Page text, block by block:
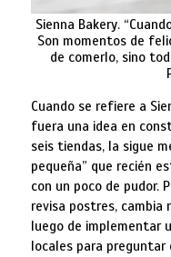
Sienna Bakery.
Son momentos de
de comerlo, sino
Cuando se refiere a
fuera una idea en
seis tiendas, la sigue
pequeña” que recién
con un poco de pudor.
revisa postres, cambia
luego de implementar
locales para preguntar